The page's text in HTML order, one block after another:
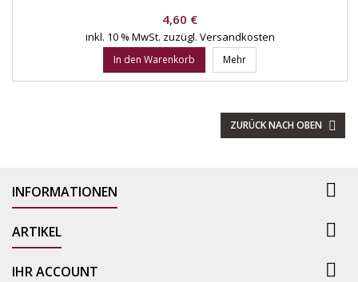
Preis
4,60 €
inkl. 10 % MwSt. zuzügl. Versandkosten
In den Warenkorb Mehr
ZURÜCK NACH OBEN 
INFORMATIONEN 
ARTIKEL 
IHR ACCOUNT 